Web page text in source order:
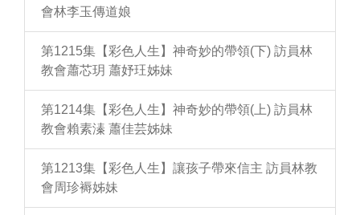
會林李玉傳道娘
第1215集【彩色人生】神奇妙的帶領(下) 訪員林
教會蕭芯玥 蕭妤玨姊妹
第1214集【彩色人生】神奇妙的帶領(上) 訪員林
教會賴素溱 蕭佳芸姊妹
第1213集【彩色人生】讓孩子帶來信主 訪員林教
會周珍褥姊妹